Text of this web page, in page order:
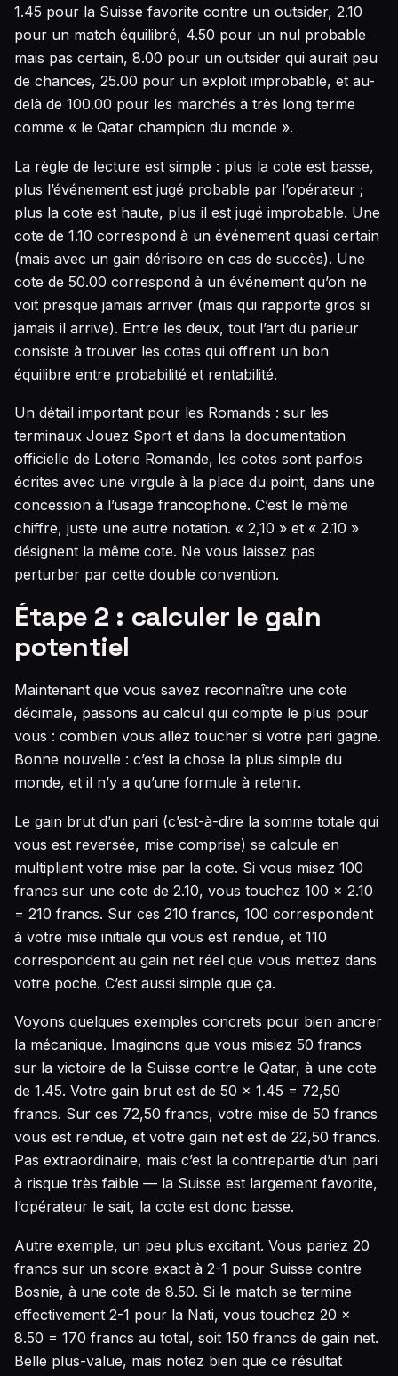
1.45 pour la Suisse favorite contre un outsider, 2.10
pour un match équilibré, 4.50 pour un nul probable
mais pas certain, 8.00 pour un outsider qui aurait peu
de chances, 25.00 pour un exploit improbable, et au-
delà de 100.00 pour les marchés à très long terme
comme « le Qatar champion du monde ».
La règle de lecture est simple : plus la cote est basse,
plus l’événement est jugé probable par l’opérateur ;
plus la cote est haute, plus il est jugé improbable. Une
cote de 1.10 correspond à un événement quasi certain
(mais avec un gain dérisoire en cas de succès). Une
cote de 50.00 correspond à un événement qu’on ne
voit presque jamais arriver (mais qui rapporte gros si
jamais il arrive). Entre les deux, tout l’art du parieur
consiste à trouver les cotes qui offrent un bon
équilibre entre probabilité et rentabilité.
Un détail important pour les Romands : sur les
terminaux Jouez Sport et dans la documentation
officielle de Loterie Romande, les cotes sont parfois
écrites avec une virgule à la place du point, dans une
concession à l’usage francophone. C’est le même
chiffre, juste une autre notation. « 2,10 » et « 2.10 »
désignent la même cote. Ne vous laissez pas
perturber par cette double convention.
Étape 2 : calculer le gain
potentiel
Maintenant que vous savez reconnaître une cote
décimale, passons au calcul qui compte le plus pour
vous : combien vous allez toucher si votre pari gagne.
Bonne nouvelle : c’est la chose la plus simple du
monde, et il n’y a qu’une formule à retenir.
Le gain brut d’un pari (c’est-à-dire la somme totale qui
vous est reversée, mise comprise) se calcule en
multipliant votre mise par la cote. Si vous misez 100
francs sur une cote de 2.10, vous touchez 100 × 2.10
= 210 francs. Sur ces 210 francs, 100 correspondent
à votre mise initiale qui vous est rendue, et 110
correspondent au gain net réel que vous mettez dans
votre poche. C’est aussi simple que ça.
Voyons quelques exemples concrets pour bien ancrer
la mécanique. Imaginons que vous misiez 50 francs
sur la victoire de la Suisse contre le Qatar, à une cote
de 1.45. Votre gain brut est de 50 × 1.45 = 72,50
francs. Sur ces 72,50 francs, votre mise de 50 francs
vous est rendue, et votre gain net est de 22,50 francs.
Pas extraordinaire, mais c’est la contrepartie d’un pari
à risque très faible — la Suisse est largement favorite,
l’opérateur le sait, la cote est donc basse.
Autre exemple, un peu plus excitant. Vous pariez 20
francs sur un score exact à 2-1 pour Suisse contre
Bosnie, à une cote de 8.50. Si le match se termine
effectivement 2-1 pour la Nati, vous touchez 20 ×
8.50 = 170 francs au total, soit 150 francs de gain net.
Belle plus-value, mais notez bien que ce résultat